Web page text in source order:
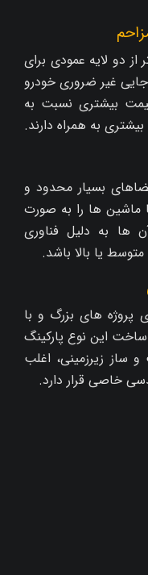
از دو لایه عمودی برای
جایی غیر ضروری خودرو
بیشتری نسبت به
به همراه دارند.
بسیار محدود و
ماشین‌ ها را به صورت
ها به دلیل فناوری
یا بالا باشد.
پروژه‌ های بزرگ و با
این نوع پارکینگ‌
ساز زیرزمینی، اغلب
خاصی قرار دارد.